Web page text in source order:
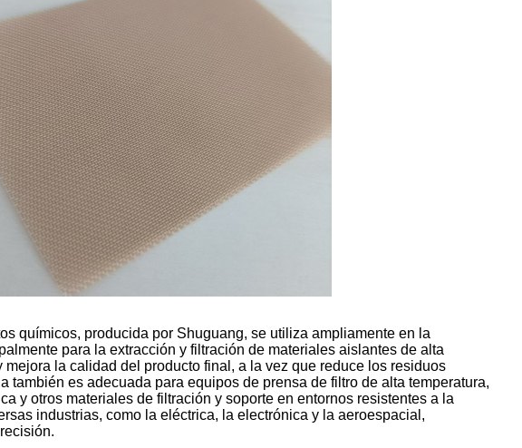
químicos, producida por Shuguang, se utiliza ampliamente en la
para la extracción y filtración de materiales aislantes de alta
la calidad del producto final, a la vez que reduce los residuos
es adecuada para equipos de prensa de filtro de alta temperatura,
y otros materiales de filtración y soporte en entornos resistentes a la
industrias, como la eléctrica, la electrónica y la aeroespacial,